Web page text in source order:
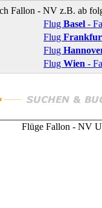
Fallon - NV z.B. ab
Flug Basel -
Flug
Flug
Flug Wien -